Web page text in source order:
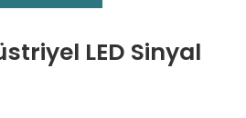
LED Sinyal